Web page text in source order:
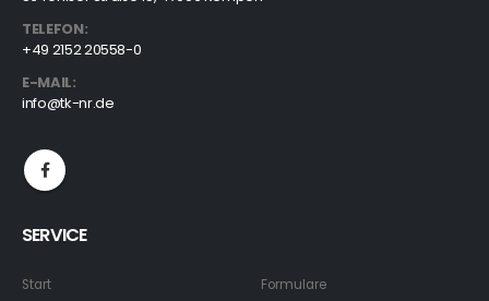
TELEFON:
+49 2152 20558-0
E-MAIL:
info@tk-nr.de
SERVICE
Start
Formulare